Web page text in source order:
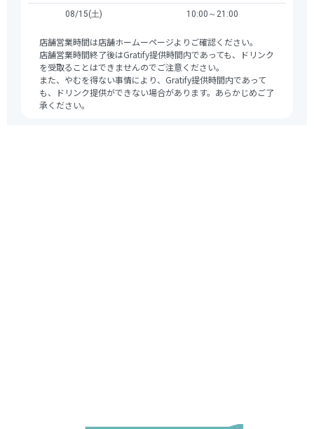
08/15(土) 10:00～21:00
店舗営業時間は店舗ホームーページよりご確認ください。
店舗営業時間終了後はGratify提供時間内であっても、ドリンク
を受取ることはできませんのでご注意ください。
また、やむを得ない事情により、Gratify提供時間内であって
も、ドリンク提供ができない場合があります。あらかじめご了
承ください。